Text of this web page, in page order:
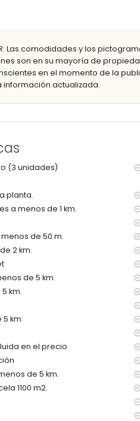
cubierta
exterior
Mediterráneo, Jávea (a
La Marina, Denia (a menos de 3
Montgó, Denia (a menos de 3
Alicante (a menos de 100
más cercano: Valencia (> 100
adecuado para familias con
privados incluidos en el
planchar
y servicio de emergencia 24
y aire acondicionado
comunitarios
privados con suplemento
niños (bajo demanda)
de ocio para sus
Las comodidades y los
son en su mayoría de
en el momento de la
información actualizada.
(3 unidades)
planta.
a menos de 1 km.
de 50 m.
2 km.
de 5 km.
km.
km.
en el precio
de 5 km.
1100 m2.